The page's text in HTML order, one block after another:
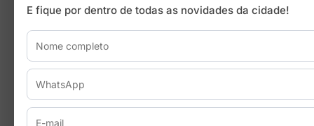
E fique por dentro de todas as novidades da cidade!